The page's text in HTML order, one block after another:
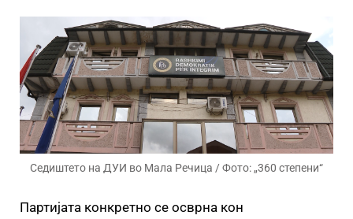
Седиштето на ДУИ во Мала Речица / Фото: „360 степени“
Партијата конкретно се осврна кон